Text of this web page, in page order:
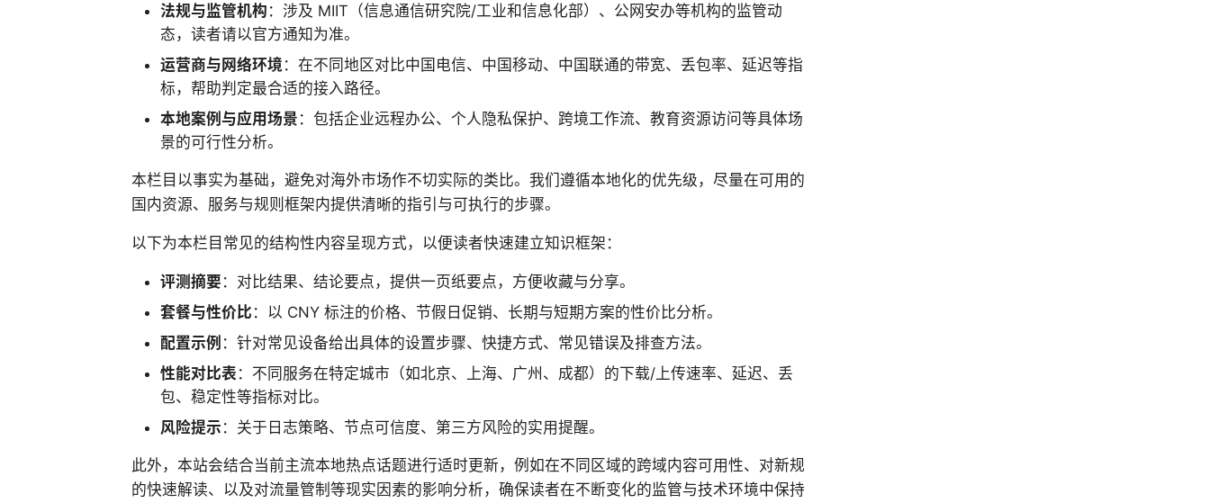
法规与监管机构 ：涉及 MIIT（信息通信研究院/工业和信息化部）、公网安办等机构的监管动
态，读者请以官方通知为准。
运营商与网络环境 ：在不同地区对比中国电信、中国移动、中国联通的带宽、丢包率、延迟等指
标，帮助判定最合适的接入路径。
本地案例与应用场景 ：包括企业远程办公、个人隐私保护、跨境工作流、教育资源访问等具体场
景的可行性分析。
本栏目以事实为基础，避免对海外市场作不切实际的类比。我们遵循本地化的优先级，尽量在可用的
国内资源、服务与规则框架内提供清晰的指引与可执行的步骤。
以下为本栏目常见的结构性内容呈现方式，以便读者快速建立知识框架：
评测摘要 ：对比结果、结论要点，提供一页纸要点，方便收藏与分享。
套餐与性价比 ：以 CNY 标注的价格、节假日促销、长期与短期方案的性价比分析。
配置示例 ：针对常见设备给出具体的设置步骤、快捷方式、常见错误及排查方法。
性能对比表 ：不同服务在特定城市（如北京、上海、广州、成都）的下载/上传速率、延迟、丢
包、稳定性等指标对比。
风险提示 ：关于日志策略、节点可信度、第三方风险的实用提醒。
此外，本站会结合当前主流本地热点话题进行适时更新，例如在不同区域的跨域内容可用性、对新规
的快速解读、以及对流量管制等现实因素的影响分析，确保读者在不断变化的监管与技术环境中保持